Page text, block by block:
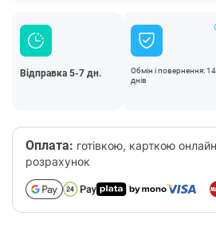
Відправка 5-7 дн.
Обмін і повернення: 14
днів
Оплата: готівкою, карткою
розрахунок